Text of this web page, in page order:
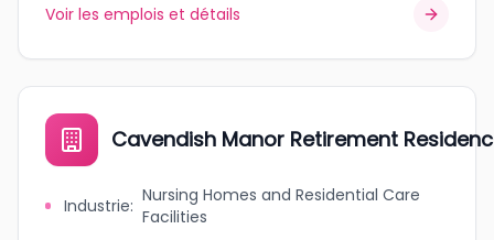
Voir les emplois et détails
Cavendish Manor Retirement
Industrie: Nursing Homes and Residential Care
Facilities